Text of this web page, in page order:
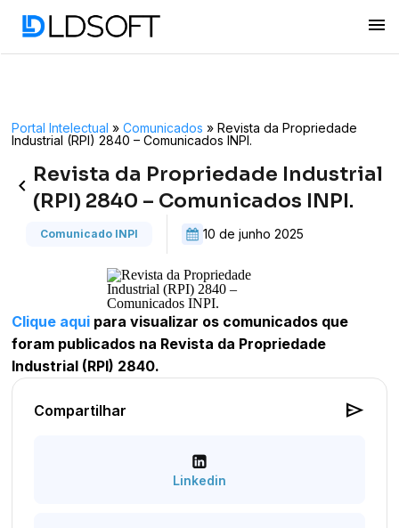
menu
Portal Intelectual » Comunicados » Revista da Propriedade
Industrial (RPI) 2840 – Comunicados INPI.
keyboard_arrow_left Revista da Propriedade Industrial
(RPI) 2840 – Comunicados INPI.
Comunicado INPI 10 de junho 2025
Clique aquipara visualizar os comunicados que
foram publicados na Revista da Propriedade
Industrial (RPI) 2840.
Compartilhar send
Linkedin